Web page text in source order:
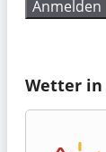
Wetter in